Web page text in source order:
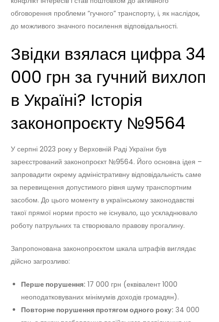
обговорення проблеми “гучного” транспорту, і, як наслідок,
до можливого значного посилення відповідальності.
Звідки взялася цифра 34
000 грн за гучний вихлоп
в Україні? Історія
законопроєкту №9564
У серпні 2023 року у Верховній Раді України був
зареєстрований законопроєкт №9564. Його основна ідея –
запровадити окрему адміністративну відповідальність саме
за перевищення допустимого рівня шуму транспортним
засобом. До цього моменту в українському законодавстві
такої прямої норми просто не існувало, що ускладнювало
роботу патрульних та створювало правову прогалину.
Запропонована законопроєктом шкала штрафів виглядає
дійсно загрозливо:
Перше порушення: 17 000 грн (еквівалент 1000
неоподатковуваних мінімумів доходів громадян).
Повторне порушення протягом одного року: 34 000